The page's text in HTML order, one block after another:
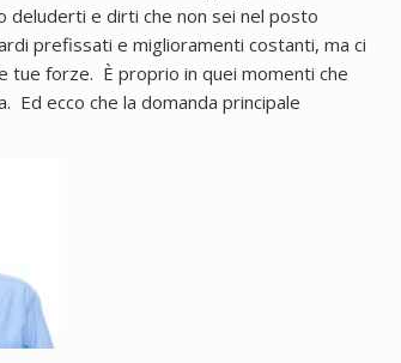
e dirti che non sei nel posto
prefissati e miglioramenti costanti, ma ci
tue forze. È proprio in quei momenti che
Ed ecco che la domanda principale